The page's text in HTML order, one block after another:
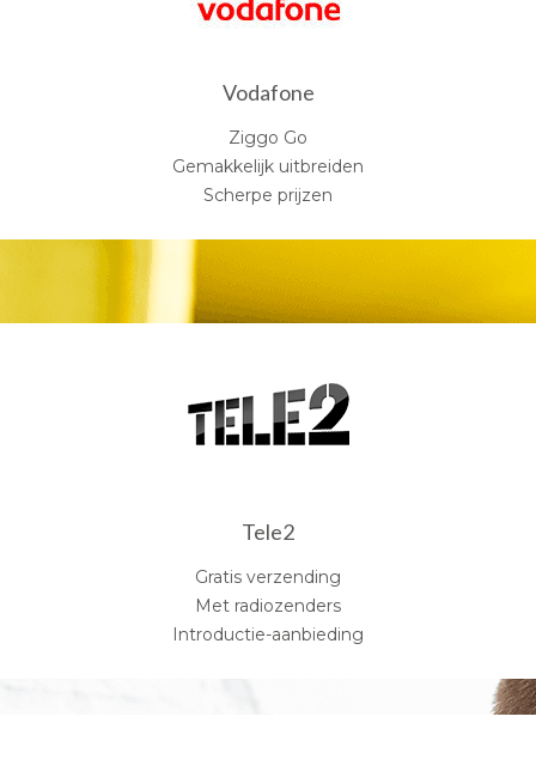
Vodafone
Ziggo Go
Gemakkelijk uitbreiden
Scherpe prijzen
Tele2
Gratis verzending
Met radiozenders
Introductie-aanbieding